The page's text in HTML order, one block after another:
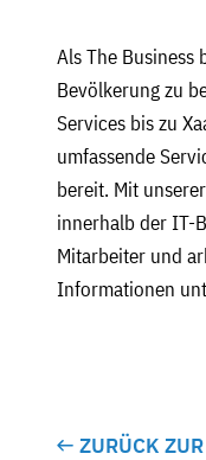
Als The
Bevölkerung zu
Services bis zu
umfassende
bereit. Mit
innerhalb der IT-
Mitarbeiter und
Informationen
ZURÜCK